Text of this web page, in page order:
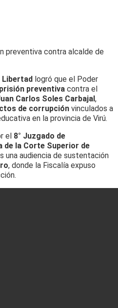
Libertad logró que el Poder
preventiva contra el
Carlos Soles Carbajal,
de corrupción vinculados a
en la provincia de Virú.
el 8° Juzgado de
la Corte Superior de
una audiencia de sustentación
, donde la Fiscalía expuso